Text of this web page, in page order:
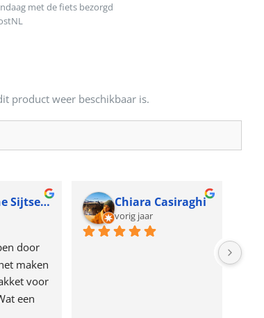
met de fiets bezorgd
product weer beschikbaar is.
Corneline Sijtsema
door
maken
voor
een
Chiara Casiraghi
vorig jaar